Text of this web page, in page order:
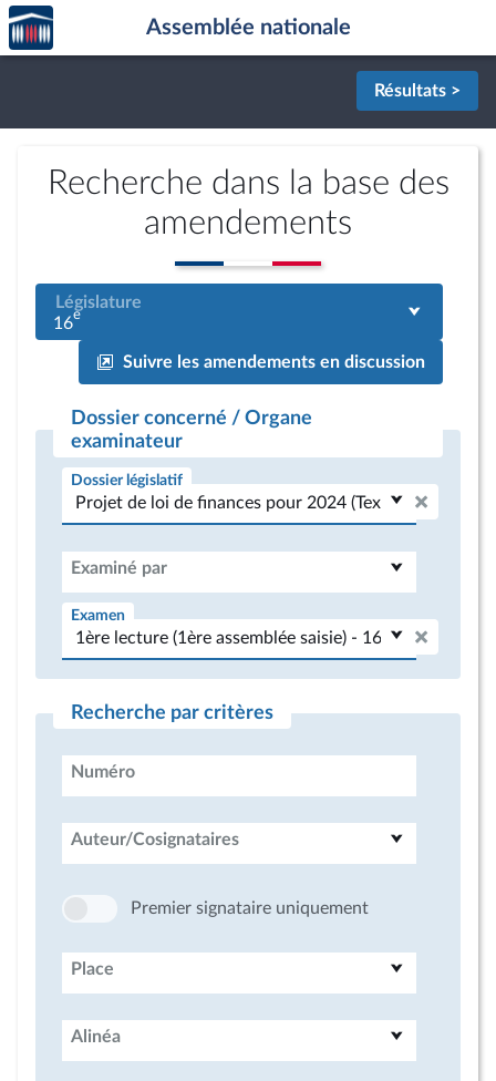
Aller au contenu
Aller en bas de la page
Accèder
à la
page
Assemblée nationale
Résultats >
Recherche dans la base des
amendements
Législature
16e
Suivre les amendements en discussion
Dossier concerné / Organe
examinateur
Dossier législatif
Examiné par
Examen
Recherche par critères
Numéro
Auteur/Cosignataires
Premier signataire uniquement
Place
Alinéa